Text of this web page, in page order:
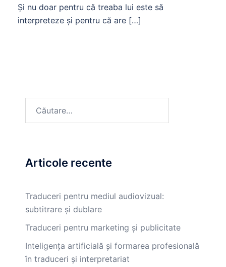
Și nu doar pentru că treaba lui este să
interpreteze și pentru că are […]
Articole recente
Traduceri pentru mediul audiovizual:
subtitrare și dublare
Traduceri pentru marketing și publicitate
Inteligența artificială și formarea profesională
în traduceri și interpretariat